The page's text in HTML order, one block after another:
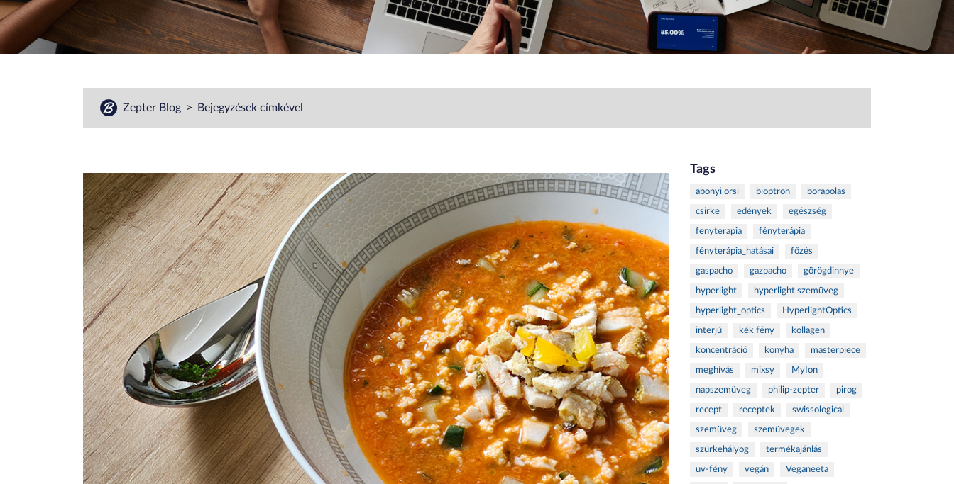
Zepter Blog Bejegyzések címkével
Tags
abonyi orsi bioptron borapolas
csirke edények egészség
fenyterapia fényterápia
fényterápia_hatásai főzés
gaspacho gazpacho görögdinnye
hyperlight hyperlight szemüveg
hyperlight_optics HyperlightOptics
interjú kék fény kollagen
koncentráció konyha masterpiece
meghívás mixsy MyIon
napszemüveg philip-zepter pirog
recept receptek swissological
szemüveg szemüvegek
szürkehályog termékajánlás
uv-fény vegán Veganeeta